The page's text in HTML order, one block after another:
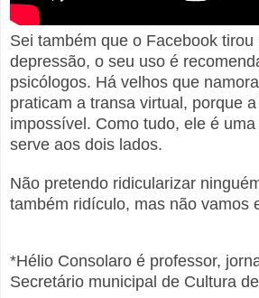
Sei também que o Facebook
depressão, o seu uso é
psicólogos. Há velhos que
praticam a transa virtual, porque
impossível. Como tudo, ele é
serve aos dois lados.
Não pretendo ridicularizar
também ridículo, mas não vamos
*Hélio Consolaro é professor,
Secretário municipal de Cultura